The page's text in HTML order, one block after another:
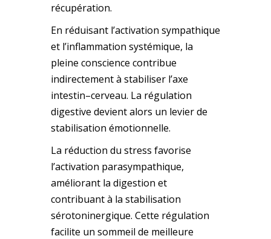
récupération.
En réduisant l’activation sympathique
et l’inflammation systémique, la
pleine conscience contribue
indirectement à stabiliser l’axe
intestin–cerveau. La régulation
digestive devient alors un levier de
stabilisation émotionnelle.
La réduction du stress favorise
l’activation parasympathique,
améliorant la digestion et
contribuant à la stabilisation
sérotoninergique. Cette régulation
facilite un sommeil de meilleure